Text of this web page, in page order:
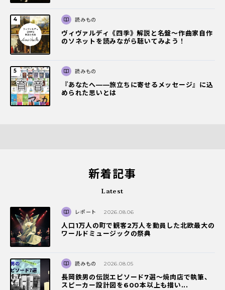
読みもの
ヴィヴァルディ《四季》解説と名盤～作曲家自作
のソネットを読みながら聴いてみよう！
読みもの
『あなたへ――旅立ちに寄せるメッセージ』に込
められた思いとは
新着記事
Latest
レポート 2026.08.06
人口1万人の町で観客2万人を動員した北欧最大の
ワールドミュージックの祭典
読みもの 2026.08.05
長岡鉄男の伝説エピソード7選〜焼肉店で執筆、
スピーカー設計図を600本以上も描い...